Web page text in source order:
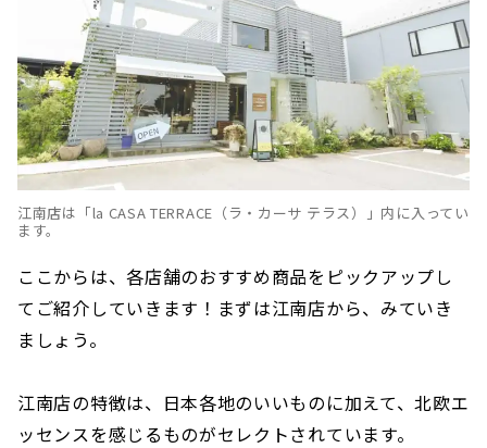
江南店は「la CASA TERRACE（ラ・カーサ テラス）」内に入ってい
ます。
ここからは、各店舗のおすすめ商品をピックアップし
てご紹介していきます！まずは江南店から、みていき
ましょう。
江南店の特徴は、日本各地のいいものに加えて、北欧エ
ッセンスを感じるものがセレクトされています。